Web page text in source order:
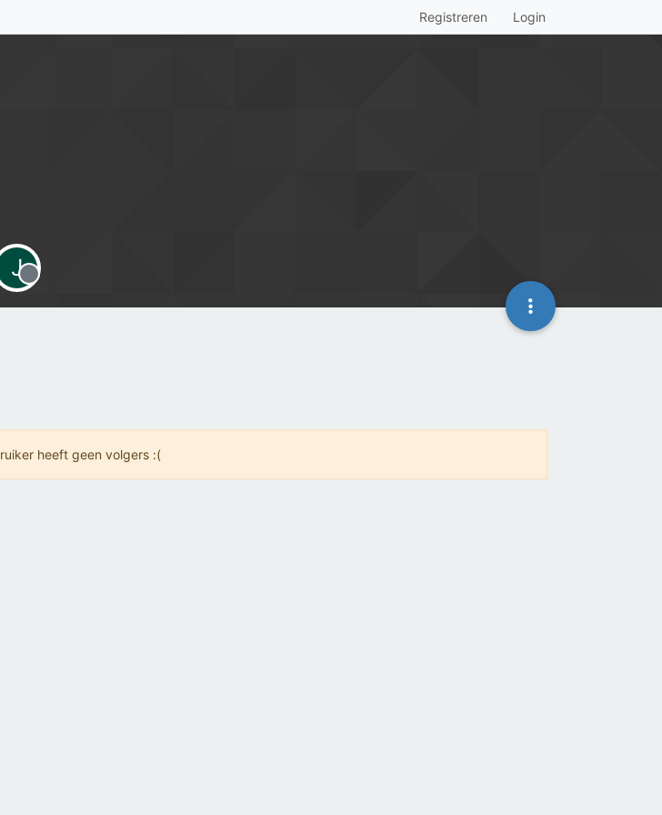
Registreren Login
J
Offline
heeft geen volgers :(